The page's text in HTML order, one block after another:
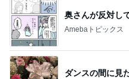
奥さんが反対し
Amebaトピックス
ダンスの間に見